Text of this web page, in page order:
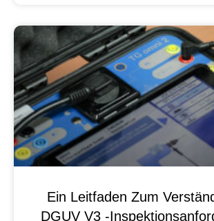
Ein Leitfaden Zum
DGUV V3 -